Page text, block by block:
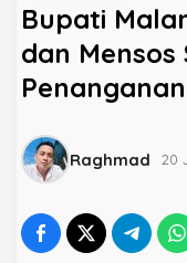
Bupati
dan
Raghmad 20